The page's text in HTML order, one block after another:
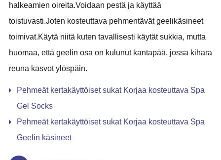
halkeamien oireita.Voidaan pestä ja käyttää
toistuvasti.Joten kosteuttava pehmentävät geelikäsineet
toimivat.Käytä niitä kuten tavallisesti käytät sukkia, mutta
huomaa, että geelin osa on kulunut kantapää, jossa kihara
reuna kasvot ylöspäin.
Pehmeät kertakäyttöiset sukat Korjaa kosteuttava Spa
Gel Socks
Pehmeät kertakäyttöiset sukat Korjaa kosteuttava Spa
Geelin käsineet